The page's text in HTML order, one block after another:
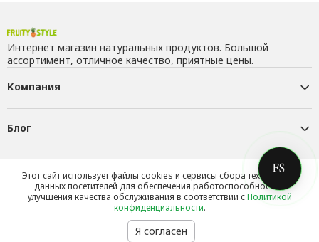
Интернет магазин натуральных продуктов. Большой
ассортимент, отличное качество, приятные цены.
Компания
Блог
Контакты
Этот сайт использует файлы cookies и сервисы сбора технических
данных посетителей для обеспечения работоспособности и
улучшения качества обслуживания в соответствии сПолитикой
конфиденциальности.
Я согласен